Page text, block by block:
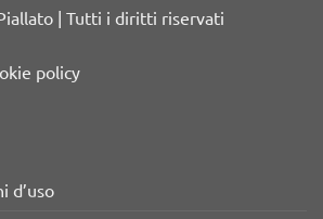
| Tutti i diritti riservati
policy
d’uso